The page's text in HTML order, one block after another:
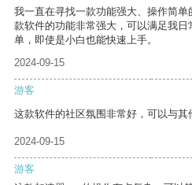
我一直在寻找一款功能强大、操作简
款软件的功能非常强大，可以满足我
单，即使是小白也能快速上手。
2024-09-15
游客
这款软件的社区氛围非常好，可以与其
2024-09-15
游客